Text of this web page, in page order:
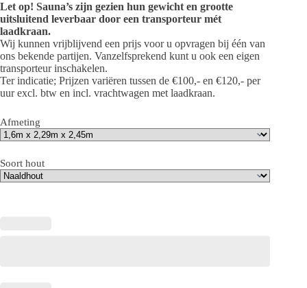
Let op! Sauna’s zijn gezien hun gewicht en grootte
uitsluitend leverbaar door een transporteur mét
laadkraan.
Wij kunnen vrijblijvend een prijs voor u opvragen bij één van
ons bekende partijen. Vanzelfsprekend kunt u ook een eigen
transporteur inschakelen.
Ter indicatie; Prijzen variëren tussen de €100,- en €120,- per
uur excl. btw en incl. vrachtwagen met laadkraan.
Afmeting
Soort hout